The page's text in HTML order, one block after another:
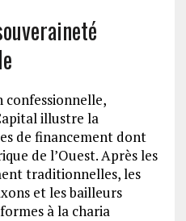
confessionnelle,
illustre la
de financement dont
de l’Ouest. Après les
traditionnelles, les
et les bailleurs
à la charia